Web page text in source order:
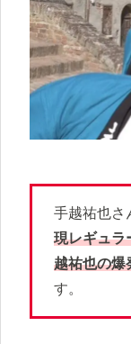
手越祐也さ
現レギュラ
越祐也の爆
す。